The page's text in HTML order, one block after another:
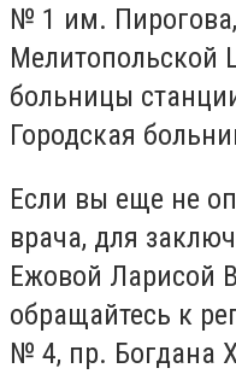
№ 1 им.
Мелитопольской
больницы
Городская
Если вы еще не
врача, для
Ежовой Ларисой
обращайтесь к
№ 4, пр. Богдана